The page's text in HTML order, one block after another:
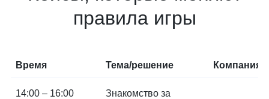
правила игры
Время Тема/решение Компания
14:00 – 16:00
Знакомство за